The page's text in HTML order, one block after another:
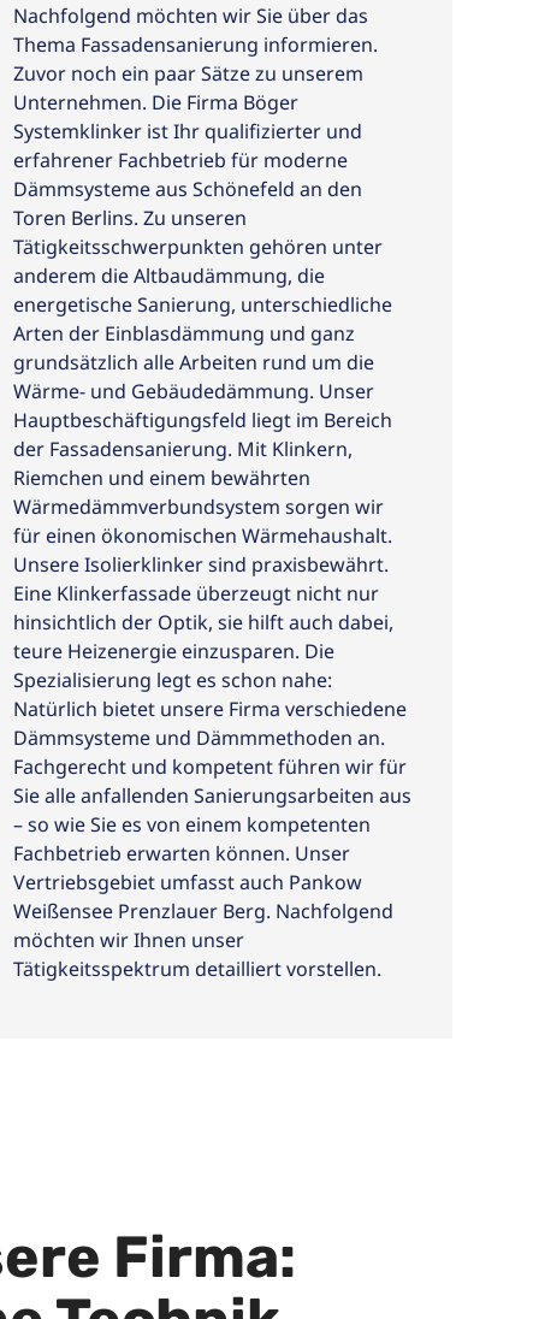
Nachfolgend möchten wir Sie über das
Thema Fassadensanierung informieren.
Zuvor noch ein paar Sätze zu unserem
Unternehmen. Die Firma Böger
Systemklinker ist Ihr qualifizierter und
erfahrener Fachbetrieb für moderne
Dämmsysteme aus Schönefeld an den
Toren Berlins. Zu unseren
Tätigkeitsschwerpunkten gehören unter
anderem die Altbaudämmung, die
energetische Sanierung, unterschiedliche
Arten der Einblasdämmung und ganz
grundsätzlich alle Arbeiten rund um die
Wärme- und Gebäudedämmung. Unser
Hauptbeschäftigungsfeld liegt im Bereich
der Fassadensanierung. Mit Klinkern,
Riemchen und einem bewährten
Wärmedämmverbundsystem sorgen wir
für einen ökonomischen Wärmehaushalt.
Unsere Isolierklinker sind praxisbewährt.
Eine Klinkerfassade überzeugt nicht nur
hinsichtlich der Optik, sie hilft auch dabei,
teure Heizenergie einzusparen. Die
Spezialisierung legt es schon nahe:
Natürlich bietet unsere Firma verschiedene
Dämmsysteme und Dämmmethoden an.
Fachgerecht und kompetent führen wir für
Sie alle anfallenden Sanierungsarbeiten aus
– so wie Sie es von einem kompetenten
Fachbetrieb erwarten können. Unser
Vertriebsgebiet umfasst auch Pankow
Weißensee Prenzlauer Berg. Nachfolgend
möchten wir Ihnen unser
Tätigkeitsspektrum detailliert vorstellen.
Firma: